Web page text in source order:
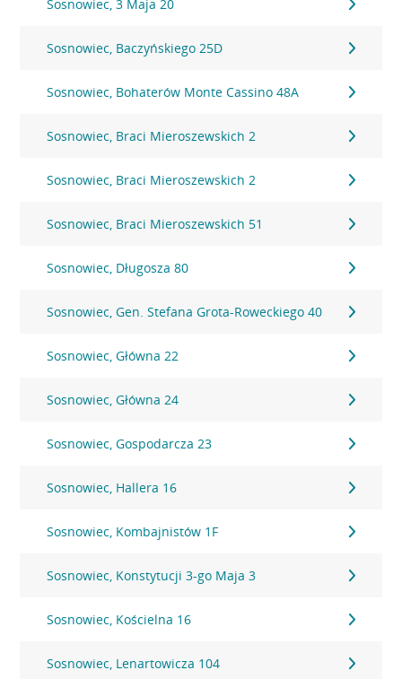
Sosnowiec, 3 Maja 20
Sosnowiec, Baczyńskiego 25D
Sosnowiec, Bohaterów Monte Cassino 48A
Sosnowiec, Braci Mieroszewskich 2
Sosnowiec, Braci Mieroszewskich 2
Sosnowiec, Braci Mieroszewskich 51
Sosnowiec, Długosza 80
Sosnowiec, Gen. Stefana Grota-Roweckiego 40
Sosnowiec, Główna 22
Sosnowiec, Główna 24
Sosnowiec, Gospodarcza 23
Sosnowiec, Hallera 16
Sosnowiec, Kombajnistów 1F
Sosnowiec, Konstytucji 3-go Maja 3
Sosnowiec, Kościelna 16
Sosnowiec, Lenartowicza 104